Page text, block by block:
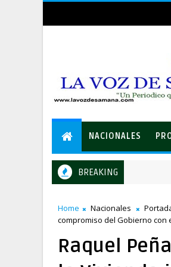
NACIONALES
BREAKING
Home Nacionales
compromiso del Gobierno con
Raquel